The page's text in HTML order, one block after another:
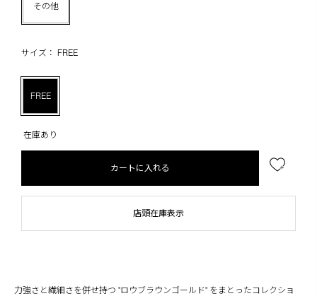
その他
サイズ： FREE
FREE
在庫あり
カートに入れる
店頭在庫表示
力強さと繊細さを併せ持つ "ロウブラウンゴールド" をまとったコレクショ